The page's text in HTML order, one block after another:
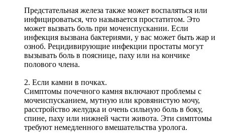
Предстательная железа также может воспаляться или
инфицироваться, что называется простатитом. Это
может вызвать боль при мочеиспускании. Если
инфекция вызвана бактериями, у вас может быть жар и
озноб. Рецидивирующие инфекции простаты могут
вызывать боль в пояснице, паху или на кончике
полового члена.
2. Если камни в почках.
Симптомы почечного камня включают проблемы с
мочеиспусканием, мутную или кровянистую мочу,
расстройство желудка и очень сильную боль в боку,
спине, паху или нижней части живота. Эти симптомы
требуют немедленного вмешательства уролога.